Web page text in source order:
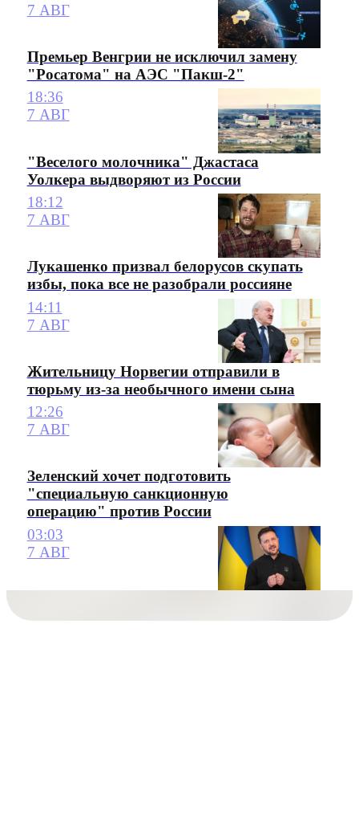
7 АВГ
Премьер Венгрии не исключил замену
"Росатома" на АЭС "Пакш-2"
18:36
7 АВГ
"Веселого молочника" Джастаса
Уолкера выдворяют из России
18:12
7 АВГ
Лукашенко призвал белорусов скупать
избы, пока все не разобрали россияне
14:11
7 АВГ
Жительницу Норвегии отправили в
тюрьму из-за необычного имени сына
12:26
7 АВГ
Зеленский хочет подготовить
"специальную санкционную
операцию" против России
03:03
7 АВГ